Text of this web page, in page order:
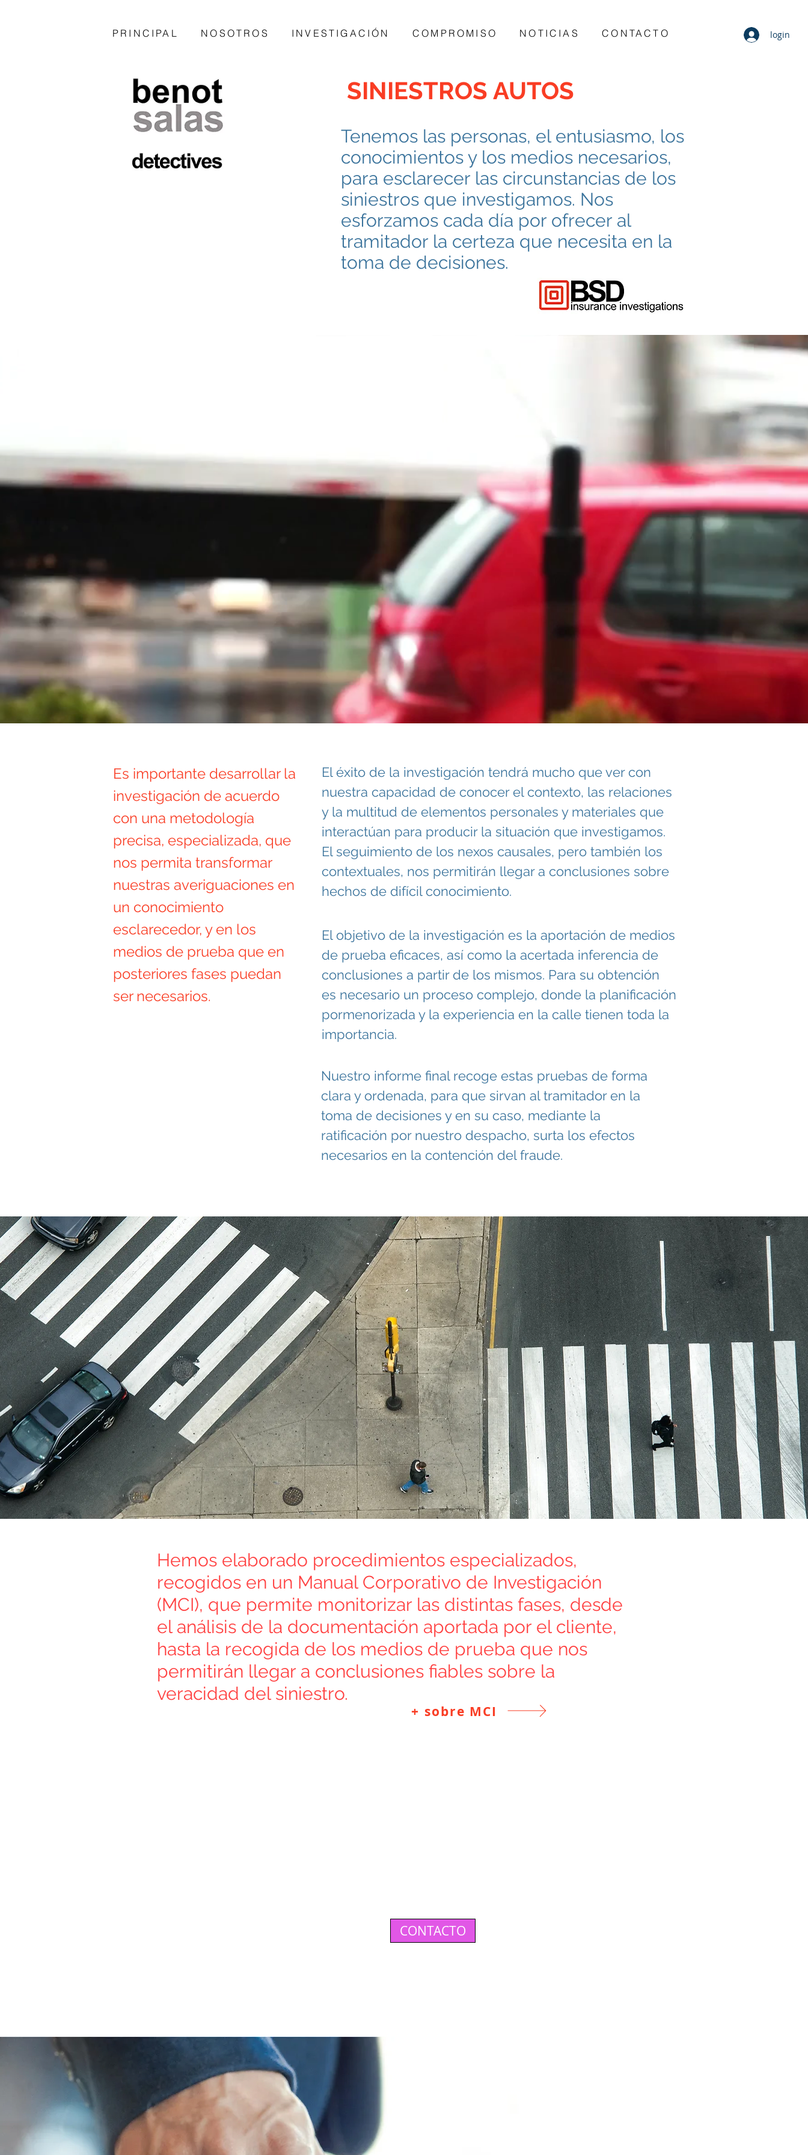
PRINCIPAL NOSOTROS INVESTIGACIÓN COMPROMISO NOTICIAS CONTACTO login
SINIESTROS AUTOS
Tenemos las personas, el entusiasmo, los
conocimientos y los medios necesarios,
para esclarecer las circunstancias de los
siniestros que investigamos. Nos
esforzamos cada día por ofrecer al
tramitador la certeza que necesita en la
toma de decisiones.
Es importante desarrollar la
investigación de acuerdo
con una metodología
precisa, especializada, que
nos permita transformar
nuestras averiguaciones en
un conocimiento
esclarecedor, y en los
medios de prueba que en
posteriores fases puedan
ser necesarios.
El éxito de la investigación tendrá mucho que ver con
nuestra capacidad de conocer el contexto, las relaciones
y la multitud de elementos personales y materiales que
interactúan para producir la situación que investigamos.
El seguimiento de los nexos causales, pero también los
contextuales, nos permitirán llegar a conclusiones sobre
hechos de difícil conocimiento.
El objetivo de la investigación es la aportación de medios
de prueba eficaces, así como la acertada inferencia de
conclusiones a partir de los mismos. Para su obtención
es necesario un proceso complejo, donde la planificación
pormenorizada y la experiencia en la calle tienen toda la
importancia.
Nuestro informe final recoge estas pruebas de forma
clara y ordenada, para que sirvan al tramitador en la
toma de decisiones y en su caso, mediante la
ratificación por nuestro despacho, surta los efectos
necesarios en la contención del fraude.
Hemos elaborado procedimientos especializados,
recogidos en un Manual Corporativo de Investigación
(MCI), que permite monitorizar las distintas fases, desde
el análisis de la documentación aportada por el cliente,
hasta la recogida de los medios de prueba que nos
permitirán llegar a conclusiones fiables sobre la
veracidad del siniestro.
+ sobre MCI
CONTACTO